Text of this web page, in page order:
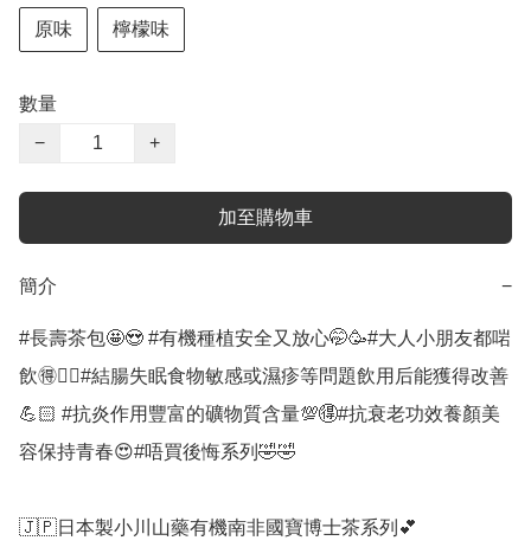
原味 檸檬味
數量
−
+
加至購物車
簡介 −
#長壽茶包🤩😍 #有機種植安全又放心🤭🥳#大人小朋友都啱
飲🉐👍🏻#結腸失眠食物敏感或濕疹等問題飲用后能獲得改善
💪🏻 #抗炎作用豐富的礦物質含量💯🉐#抗衰老功效養顏美
容保持青春😍#唔買後悔系列🤣🤣
🇯🇵日本製小川山藥有機南非國寶博士茶系列💕